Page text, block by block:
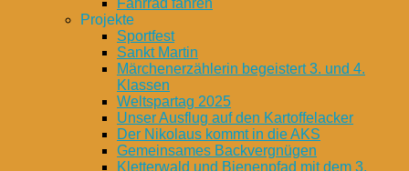
Fahrrad fahren
Projekte
Sportfest
Sankt Martin
Märchenerzählerin begeistert 3. und 4.
Klassen
Weltspartag 2025
Unser Ausflug auf den Kartoffelacker
Der Nikolaus kommt in die AKS
Gemeinsames Backvergnügen
Kletterwald und Bienenpfad mit dem 3.